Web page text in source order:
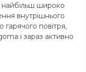
найбільш широко
внутрішнього
повітря,
і зараз активно